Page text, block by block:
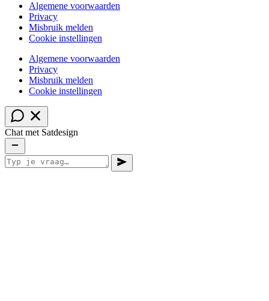
Algemene voorwaarden
Privacy
Misbruik melden
Cookie instellingen
Algemene voorwaarden
Privacy
Misbruik melden
Cookie instellingen
Chat met Satdesign